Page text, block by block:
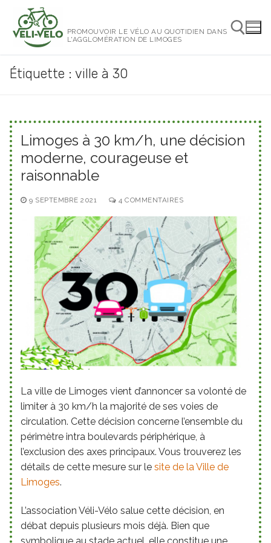
contenu
PROMOUVOIR LE VÉLO AU QUOTIDIEN DANS
L'AGGLOMÉRATION DE LIMOGES
Étiquette : ville à 30
Limoges à 30 km/h, une décision
moderne, courageuse et
raisonnable
9 SEPTEMBRE 2021 4 COMMENTAIRES
La ville de Limoges vient d’annoncer sa volonté de
limiter à 30 km/h la majorité de ses voies de
circulation. Cette décision concerne l’ensemble du
périmètre intra boulevards périphérique, à
l’exclusion des axes principaux. Vous trouverez les
détails de cette mesure sur le site de la Ville de
Limoges.
L’association Véli-Vélo salue cette décision, en
débat depuis plusieurs mois déjà. Bien que